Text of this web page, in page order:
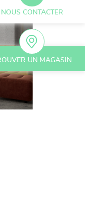
NOUS CONTACTER
UN MAGASIN